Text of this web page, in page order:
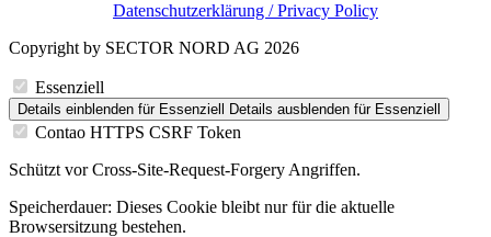
Datenschutzerklärung / Privacy Policy
Copyright by SECTOR NORD AG 2026
Essenziell
Details einblenden für Essenziell Details ausblenden für Essenziell
Contao HTTPS CSRF Token
Schützt vor Cross-Site-Request-Forgery Angriffen.
Speicherdauer: Dieses Cookie bleibt nur für die aktuelle
Browsersitzung bestehen.